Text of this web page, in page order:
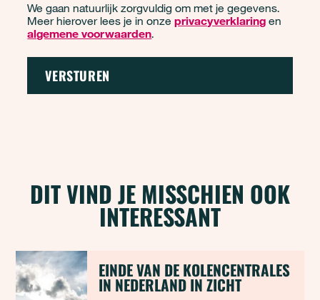
We gaan natuurlijk zorgvuldig om met je gegevens.
Meer hierover lees je in onzeprivacyverklaring en
algemene voorwaarden.
DIT VIND JE MISSCHIEN OOK
INTERESSANT
EINDE VAN DE KOLENCENTRALES
IN NEDERLAND IN ZICHT